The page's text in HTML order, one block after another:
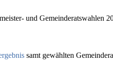
und Gemeinderatswahlen
samt gewählten